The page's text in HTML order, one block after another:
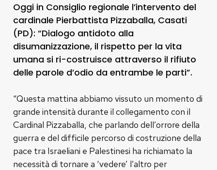
Oggi in Consiglio regionale l’intervento del
cardinale Pierbattista Pizzaballa, Casati
(PD): “Dialogo antidoto alla
disumanizzazione, il rispetto per la vita
umana si ri-costruisce attraverso il rifiuto
delle parole d’odio da entrambe le parti”.
“Questa mattina abbiamo vissuto un momento di
grande intensità durante il collegamento con il
Cardinal Pizzaballa, che parlando dell’orrore della
guerra e del difficile percorso di costruzione della
pace tra Israeliani e Palestinesi ha richiamato la
necessità di tornare a ‘vedere’ l’altro per